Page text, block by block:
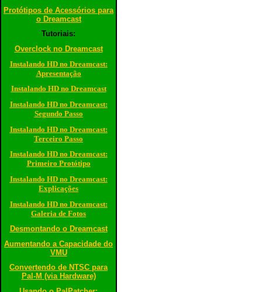
Protótipos de Acessórios para
o Dreamcast
Tutoriais:
Overclock no Dreamcast
Instalando HD no Dreamcast:
Apresentação
Instalando HD no Dreamcast
Instalando HD no Dreamcast:
Segundo Passo
Instalando HD no Dreamcast:
Terceiro Passo
Instalando HD no Dreamcast:
Primeiro Protótipo
Instalando HD no Dreamcast:
Explicações
Instalando HD no Dreamcast:
Galeria de Fotos
Desmontando o Dreamcast
Aumentando a Capacidade do
VMU
Convertendo de NTSC para
Pal-M (via Hardware)